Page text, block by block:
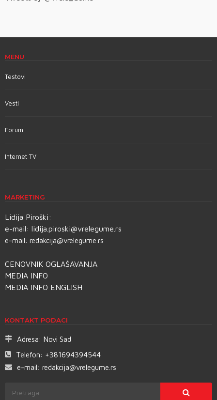
MENU
Testovi
Vesti
Forum
Internet TV
MARKETING
Lidija Piroški:
e-mail: lidija.piroski@vrelegume.rs
e-mail: redakcija@vrelegume.rs
CENOVNIK OGLAŠAVANJA
MEDIA INFO
MEDIA INFO ENGLISH
KONTAKT PODACI
Adresa: Novi Sad
Telefon: +381694394544
e-mail: redakcija@vrelegume.rs